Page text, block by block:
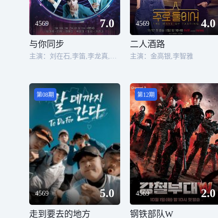
4569 7.0
与你同步
主演：刘在石,李笛,李龙真,陆星材,权顺荣,刘知珉
4569 4.0
二人酒路
主演：金高银,李智雅
4569 5.0
第08期
走到要去的地方
4569 2.0
第12期
钢铁部队W